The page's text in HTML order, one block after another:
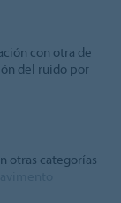
con otra de
del ruido por
otras categorías